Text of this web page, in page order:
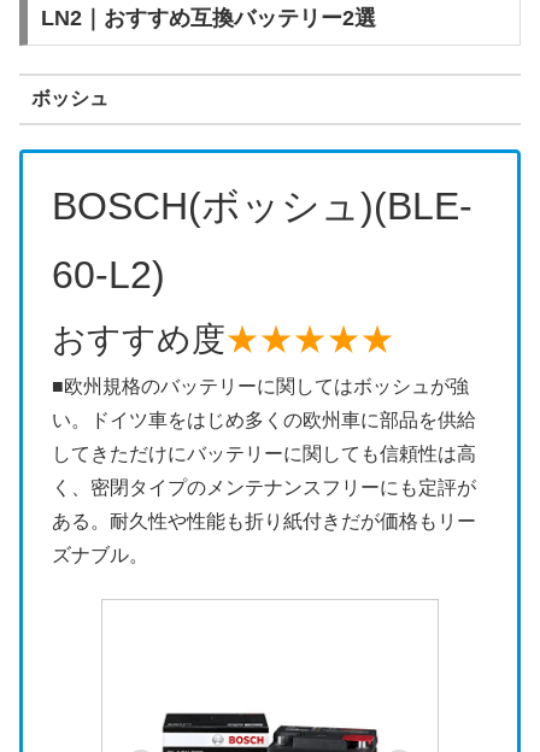
LN2｜おすすめ互換バッテリー2選
ボッシュ
BOSCH(ボッシュ)(BLE-
60-L2)
おすすめ度★★★★★
■欧州規格のバッテリーに関してはボッシュが強
い。ドイツ車をはじめ多くの欧州車に部品を供給
してきただけにバッテリーに関しても信頼性は高
く、密閉タイプのメンテナンスフリーにも定評が
ある。耐久性や性能も折り紙付きだが価格もリー
ズナブル。